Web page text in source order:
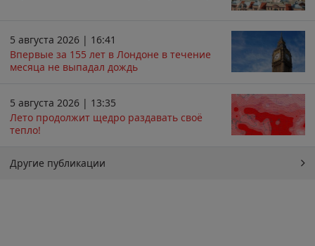
5 августа 2026 | 16:41
Впервые за 155 лет в Лондоне в течение
месяца не выпадал дождь
5 августа 2026 | 13:35
Лето продолжит щедро раздавать своё
тепло!
Другие публикации